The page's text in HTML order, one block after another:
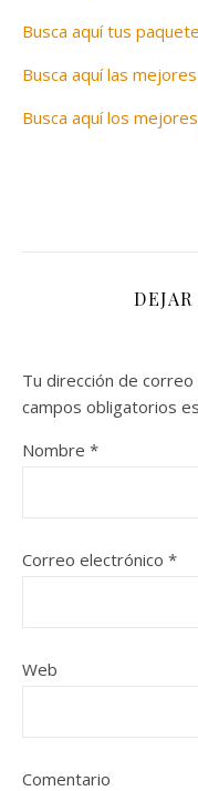
Busca aquí tus
Busca aquí las
Busca aquí los
Tu dirección de
campos obligatorios
Nombre *
Correo electrónico *
Web
Comentario